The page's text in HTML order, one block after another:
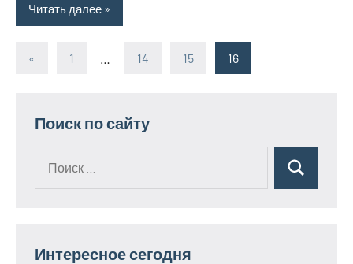
Читать далее
«
Предыдущие
1 14 15 16
Поиск по сайту
Поиск
Интересное сегодня